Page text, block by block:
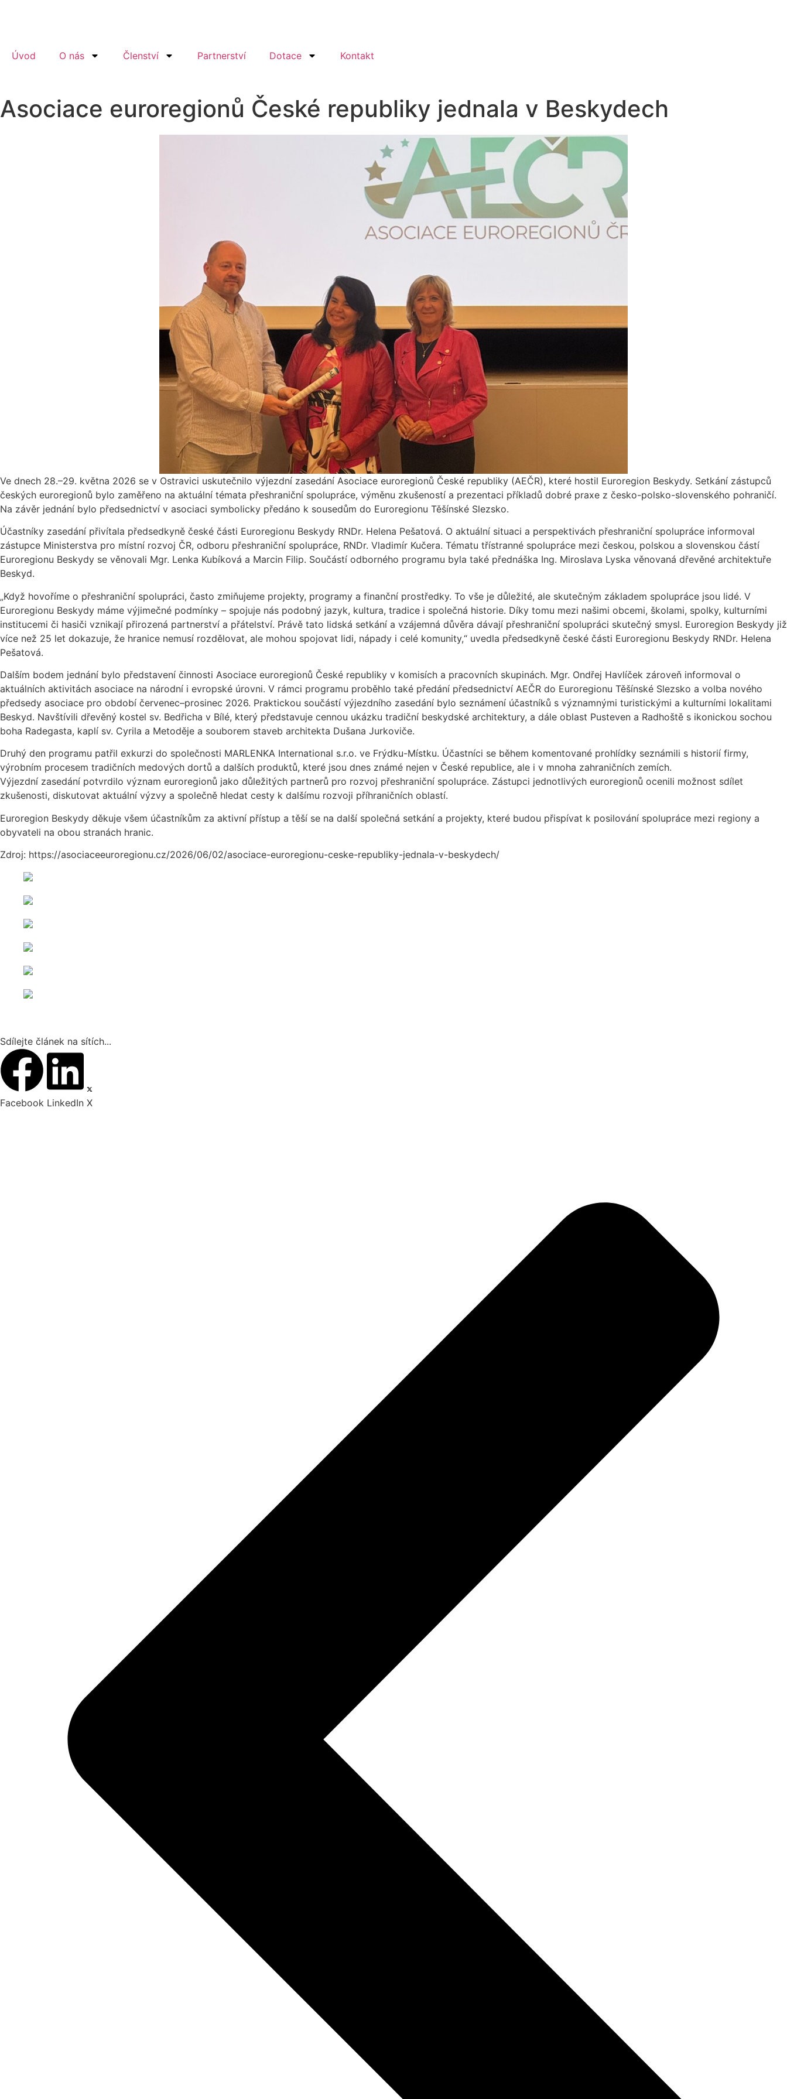
Úvod O nás Členství Partnerství Dotace Kontakt
Asociace euroregionů České republiky jednala v Beskydech
Ve dnech 28.–29. května 2026 se v Ostravici uskutečnilo výjezdní zasedání Asociace euroregionů České republiky (AEČR), které hostil Euroregion Beskydy. Setkání zástupců
českých euroregionů bylo zaměřeno na aktuální témata přeshraniční spolupráce, výměnu zkušeností a prezentaci příkladů dobré praxe z česko-polsko-slovenského pohraničí.
Na závěr jednání bylo předsednictví v asociaci symbolicky předáno k sousedům do Euroregionu Těšínské Slezsko.
Účastníky zasedání přivítala předsedkyně české části Euroregionu Beskydy RNDr. Helena Pešatová. O aktuální situaci a perspektivách přeshraniční spolupráce informoval
zástupce Ministerstva pro místní rozvoj ČR, odboru přeshraniční spolupráce, RNDr. Vladimír Kučera. Tématu třístranné spolupráce mezi českou, polskou a slovenskou částí
Euroregionu Beskydy se věnovali Mgr. Lenka Kubíková a Marcin Filip. Součástí odborného programu byla také přednáška Ing. Miroslava Lyska věnovaná dřevěné architektuře
Beskyd.
„Když hovoříme o přeshraniční spolupráci, často zmiňujeme projekty, programy a finanční prostředky. To vše je důležité, ale skutečným základem spolupráce jsou lidé. V
Euroregionu Beskydy máme výjimečné podmínky – spojuje nás podobný jazyk, kultura, tradice i společná historie. Díky tomu mezi našimi obcemi, školami, spolky, kulturními
institucemi či hasiči vznikají přirozená partnerství a přátelství. Právě tato lidská setkání a vzájemná důvěra dávají přeshraniční spolupráci skutečný smysl. Euroregion Beskydy již
více než 25 let dokazuje, že hranice nemusí rozdělovat, ale mohou spojovat lidi, nápady i celé komunity,“ uvedla předsedkyně české části Euroregionu Beskydy RNDr. Helena
Pešatová.
Dalším bodem jednání bylo představení činnosti Asociace euroregionů České republiky v komisích a pracovních skupinách. Mgr. Ondřej Havlíček zároveň informoval o
aktuálních aktivitách asociace na národní i evropské úrovni. V rámci programu proběhlo také předání předsednictví AEČR do Euroregionu Těšínské Slezsko a volba nového
předsedy asociace pro období červenec–prosinec 2026. Praktickou součástí výjezdního zasedání bylo seznámení účastníků s významnými turistickými a kulturními lokalitami
Beskyd. Navštívili dřevěný kostel sv. Bedřicha v Bílé, který představuje cennou ukázku tradiční beskydské architektury, a dále oblast Pusteven a Radhoště s ikonickou sochou
boha Radegasta, kaplí sv. Cyrila a Metoděje a souborem staveb architekta Dušana Jurkoviče.
Druhý den programu patřil exkurzi do společnosti MARLENKA International s.r.o. ve Frýdku-Místku. Účastníci se během komentované prohlídky seznámili s historií firmy,
výrobním procesem tradičních medových dortů a dalších produktů, které jsou dnes známé nejen v České republice, ale i v mnoha zahraničních zemích.
Výjezdní zasedání potvrdilo význam euroregionů jako důležitých partnerů pro rozvoj přeshraniční spolupráce. Zástupci jednotlivých euroregionů ocenili možnost sdílet
zkušenosti, diskutovat aktuální výzvy a společně hledat cesty k dalšímu rozvoji příhraničních oblastí.
Euroregion Beskydy děkuje všem účastníkům za aktivní přístup a těší se na další společná setkání a projekty, které budou přispívat k posilování spolupráce mezi regiony a
obyvateli na obou stranách hranic.
Zdroj: https://asociaceeuroregionu.cz/2026/06/02/asociace-euroregionu-ceske-republiky-jednala-v-beskydech/
Sdílejte článek na sítích...
Facebook LinkedIn X